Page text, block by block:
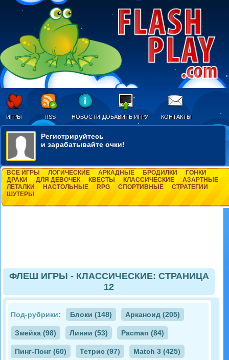
ИГРЫ RSS НОВОСТИ ДОБАВИТЬ ИГРУ КОНТАКТЫ
Регистрируйтесь
и зарабатывайте очки!
ВСЕ ИГРЫ ЛОГИЧЕСКИЕ АРКАДНЫЕ БРОДИЛКИ
ГОНКИ
ДРАКИ
ДЛЯ ДЕВОЧЕК КВЕСТЫ КЛАССИЧЕСКИЕ
АЗАРТНЫЕ
ЛЕТАЛКИ
НАСТОЛЬНЫЕ RPG СПОРТИВНЫЕ
СТРАТЕГИИ
ШУТЕРЫ
ФЛЕШ ИГРЫ - КЛАССИЧЕСКИЕ: СТРАНИЦА
12
Под-рубрики: Блоки (148) Арканоид (205)
Змейка (98) Линии (53) Pacman (84)
Пинг-Понг (60) Тетрис (97) Match 3 (425)